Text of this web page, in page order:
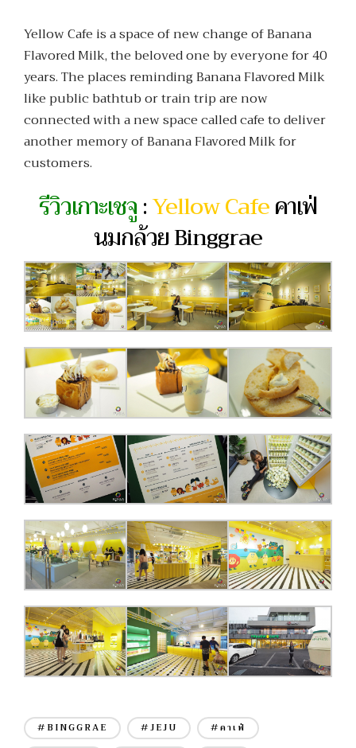
Yellow Cafe is a space of new change of Banana
Flavored Milk, the beloved one by everyone for 40
years. The places reminding Banana Flavored Milk
like public bathtub or train trip are now
connected with a new space called cafe to deliver
another memory of Banana Flavored Milk for
customers.
รีวิวเกาะเชจู:Yellow Cafeคาเฟ่
นมกล้วย Binggrae
#BINGGRAE #JEJU #คาเฟ่